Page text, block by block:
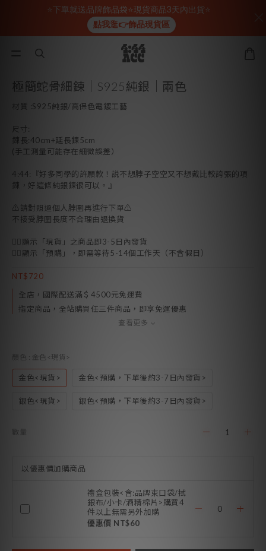
極簡蛇骨細鍊｜S925純銀｜兩色
材質 :S925純銀/高保色電鍍工藝
尺寸:
鍊長:40cm+延長鍊5cm
(手工測量可能存在細微誤差）
4:44:『好多同學的許願款！説不想脖子空空又不想戴比較誇張的項
鍊，好這條純銀鍊很可以。』
⚠️請對照過個人脖圍再進行下單⚠️
不接受脖圍長度不合理由退換貨
👉🏻顯示「現貨」之商品即3-5日內發貨
👉🏻顯示「預購」，即需等待5-14個工作天（不含假日）
NT$720
全店，國際配送滿＄4500元免運費
指定商品，全站購買任三件商品，即享免運優惠
查看更多
顏色 : 金色<現貨>
金色<現貨> 金色<預購，下單後約3-7日內發貨>
銀色<現貨> 銀色<預購，下單後約3-7日內發貨>
數量
以優惠價加購商品
禮盒包裝<含:品牌束口袋/拭
銀布/小卡/酒精棉片>購買4
件以上無需另外加購
優惠價 NT$60
⭐下單就送品牌飾品袋⭐現貨商品3天內出貨⭐
點我逛👉飾品現貨區